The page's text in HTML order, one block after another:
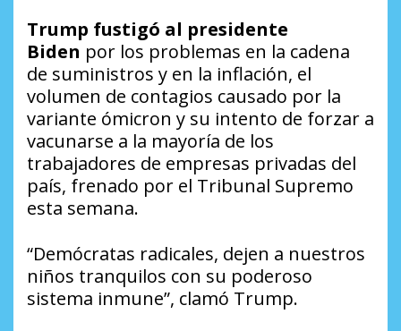
Trump fustigó al presidente
Biden por los problemas en la cadena
de suministros y en la inflación, el
volumen de contagios causado por la
variante ómicron y su intento de forzar a
vacunarse a la mayoría de los
trabajadores de empresas privadas del
país, frenado por el Tribunal Supremo
esta semana.
“Demócratas radicales, dejen a nuestros
niños tranquilos con su poderoso
sistema inmune”, clamó Trump.